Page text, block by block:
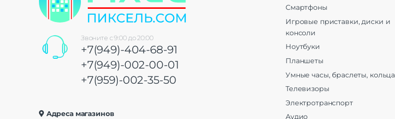
Звоните с 9:00 до 20:00
+7(949)-404-68-91
+7(949)-002-00-01
+7(959)-002-35-50
Адреса магазинов
Смартфоны
Игровые приставки, диски и
консоли
Ноутбуки
Планшеты
Умные часы, браслеты, кольца
Телевизоры
Электротранспорт
Аудио